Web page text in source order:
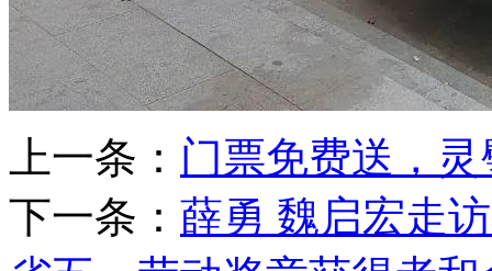
上一条： 门票免费送，
下一条： 薛勇 魏启宏走